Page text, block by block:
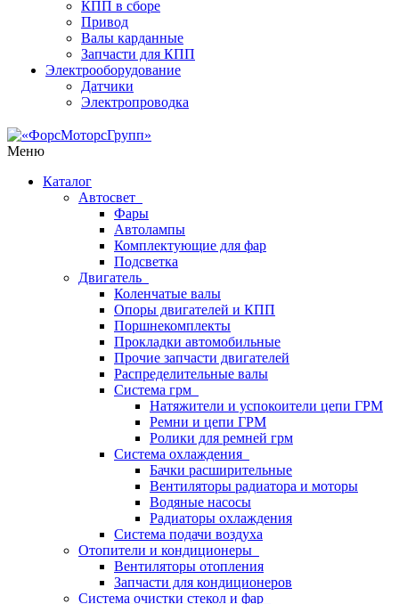
КПП в сборе
Привод
Валы карданные
Запчасти для КПП
Электрооборудование
Датчики
Электропроводка
Меню
Каталог
Автосвет
Фары
Автолампы
Комплектующие для фар
Подсветка
Двигатель
Коленчатые валы
Опоры двигателей и КПП
Поршнекомплекты
Прокладки автомобильные
Прочие запчасти двигателей
Распределительные валы
Система грм
Натяжители и успокоители цепи ГРМ
Ремни и цепи ГРМ
Ролики для ремней грм
Система охлаждения
Бачки расширительные
Вентиляторы радиатора и моторы
Водяные насосы
Радиаторы охлаждения
Система подачи воздуха
Отопители и кондиционеры
Вентиляторы отопления
Запчасти для кондиционеров
Система очистки стекол и фар